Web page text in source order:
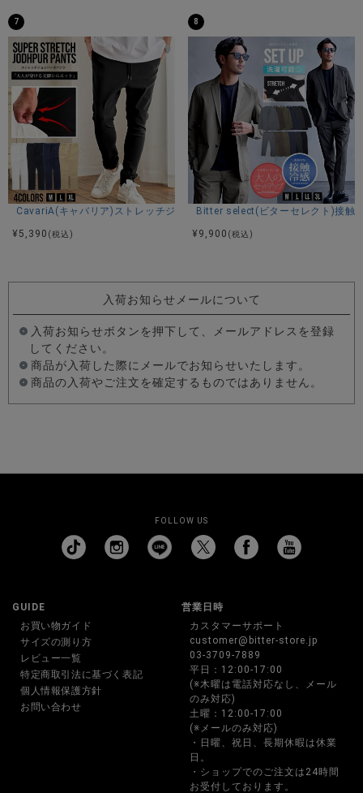
7
CavariA(キャバリア)ストレッチジョッパーパンツ/全4色
¥ 5,390 (税込)
8
Bitter select(ビターセレクト)接触
¥ 9,900 (税込)
入荷お知らせメールについて
入荷お知らせボタンを押下して、メールアドレスを登録
してください。
商品が入荷した際にメールでお知らせいたします。
商品の入荷やご注文を確定するものではありません。
FOLLOW US
GUIDE
お買い物ガイド
サイズの測り方
レビュー一覧
特定商取引法に基づく表記
個人情報保護方針
お問い合わせ
営業日時
カスタマーサポート
customer@bitter-store.jp
03-3709-7889
平日：12:00-17:00
(※木曜は電話対応なし、メール
のみ対応)
土曜：12:00-17:00
(※メールのみ対応)
・日曜、祝日、長期休暇は休業
日。
・ショップでのご注文は24時間
お受付しております。